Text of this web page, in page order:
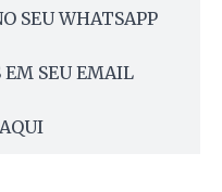
SEU WHATSAPP
EM SEU EMAIL